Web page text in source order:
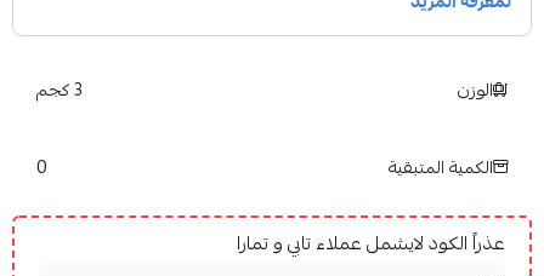
الوزن 3 كجم
الكمية المتبقية 0
عذراً الكود لايشمل عملاء تابي و تمارا